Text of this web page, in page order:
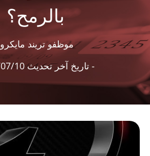
بالرمح؟
موظفو تريند مايكرو
- تاريخ آخر تحديث 2025/07/10